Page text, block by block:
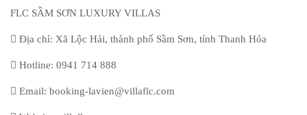
FLC SẦM SƠN LUXURY VILLAS
Địa chỉ: Xã Lộc Hải, thành phố Sầm Sơn, tỉnh Thanh Hóa
Hotline: 0941 714 888
Email: booking-lavien@villaflc.com